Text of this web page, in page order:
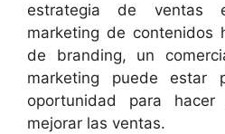
estrategia de ventas
marketing de contenidos
de branding, un
marketing puede estar
oportunidad para
mejorar las ventas.